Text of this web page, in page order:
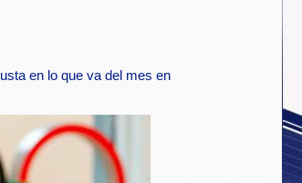
en lo que va del mes en